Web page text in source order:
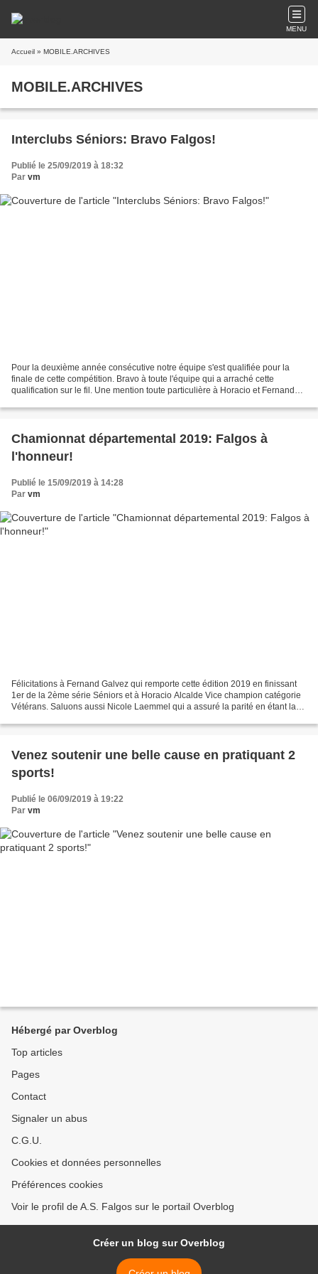
MENU
Accueil » MOBILE.ARCHIVES
MOBILE.ARCHIVES
Interclubs Séniors: Bravo Falgos!
Publié le 25/09/2019 à 18:32
Par vm
Pour la deuxième année consécutive notre équipe s'est qualifiée pour la
finale de cette compétition. Bravo à toute l'équipe qui a arraché cette
qualification sur le fil. Une mention toute particulière à Horacio et Fernand
Chamionnat départemental 2019: Falgos à
l'honneur!
Publié le 15/09/2019 à 14:28
Par vm
Félicitations à Fernand Galvez qui remporte cette édition 2019 en finissant
1er de la 2ème série Séniors et à Horacio Alcalde Vice champion catégorie
Vétérans. Saluons aussi Nicole Laemmel qui a assuré la parité en étant la
Venez soutenir une belle cause en pratiquant 2
sports!
Publié le 06/09/2019 à 19:22
Par vm
Hébergé par Overblog
Top articles
Pages
Contact
Signaler un abus
C.G.U.
Cookies et données personnelles
Préférences cookies
Voir le profil de A.S. Falgos sur le portail Overblog
Créer un blog sur Overblog